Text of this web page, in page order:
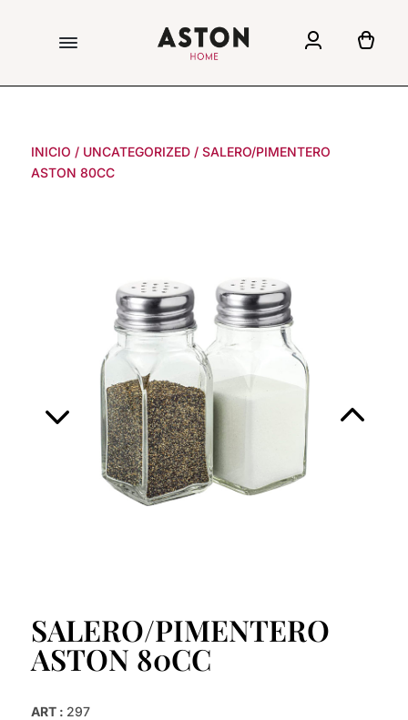
INICIO / UNCATEGORIZED/ SALERO/PIMENTERO
ASTON 80CC
SALERO/PIMENTERO
ASTON 80CC
ART : 297